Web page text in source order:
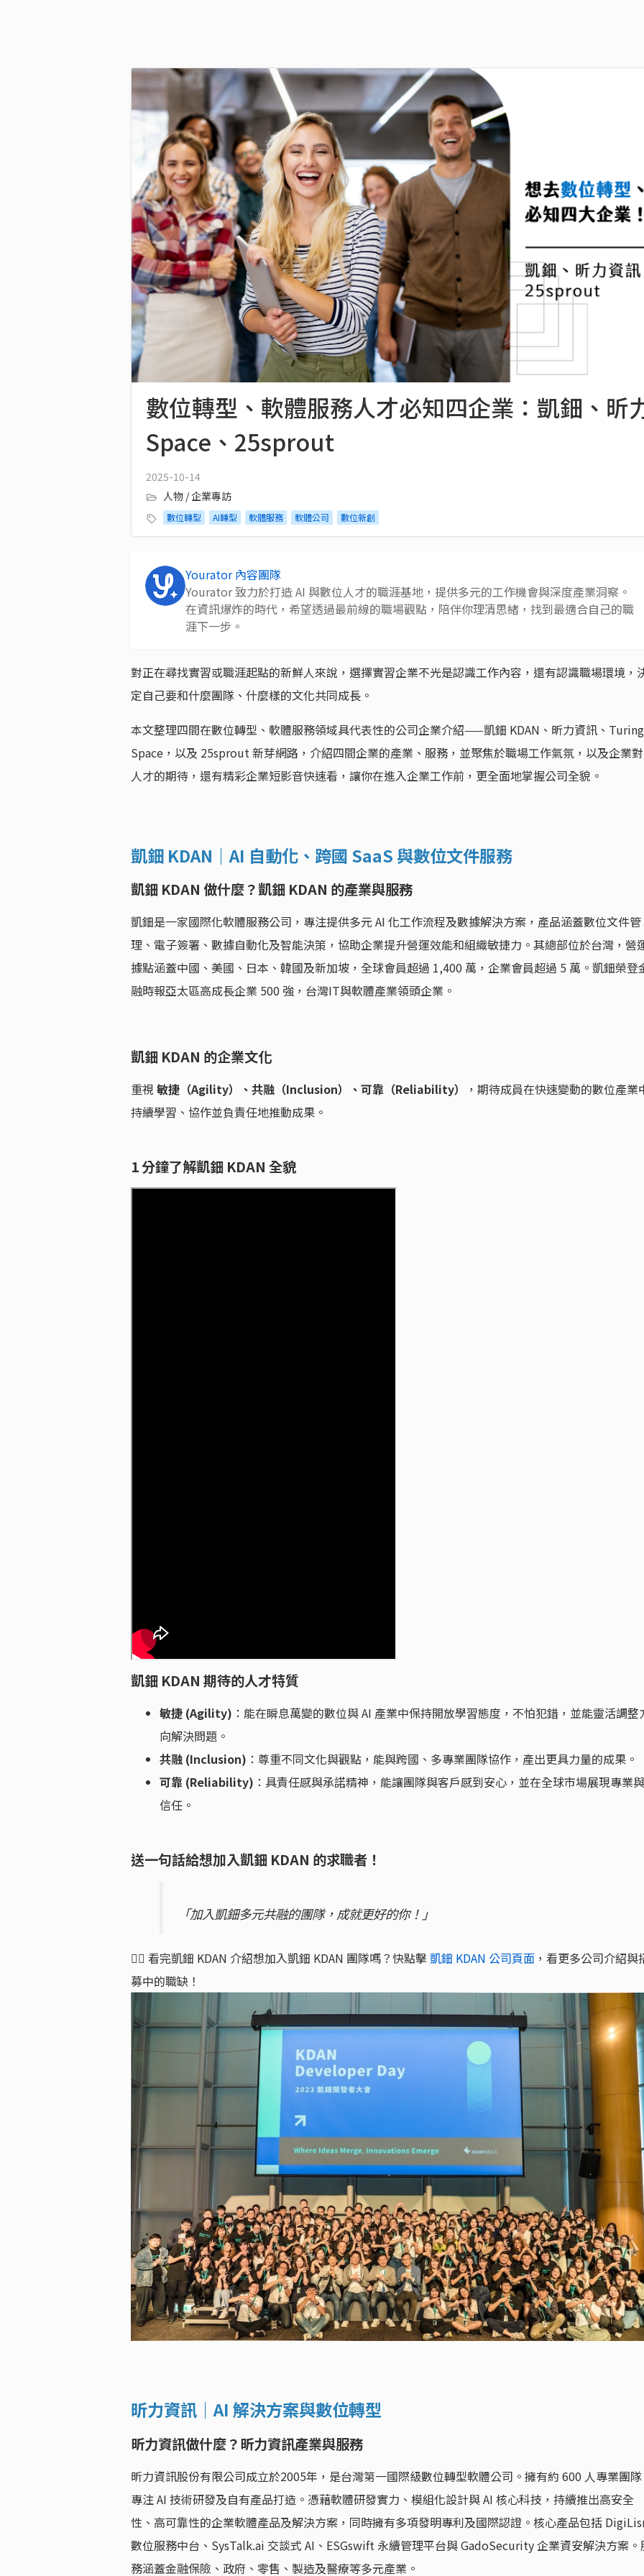
數位轉型、軟體服務人才必知四企業：凱鈿、昕
Space、25sprout
2025-10-14
人物 / 企業專訪
數位轉型 AI轉型 軟體服務 軟體公司 數位新創
Yourator 內容團隊
Yourator 致力於打造 AI 與數位人才的職涯基地，提供多元的工作機會與深度產業洞察。
在資訊爆炸的時代，希望透過最前線的職場觀點，陪伴你理清思緒，找到最適合自己的職
涯下一步。
對正在尋找實習或職涯起點的新鮮人來說，選擇實習企業不光是認識工作內容，還有認識職場環境，
定自己要和什麼團隊、什麼樣的文化共同成長。
本文整理四間在數位轉型、軟體服務領域具代表性的公司企業介紹——凱鈿 KDAN、昕力資訊、Turing
Space，以及 25sprout 新芽網路，介紹四間企業的產業、服務，並聚焦於職場工作氣氛，以及企業對
人才的期待，還有精彩企業短影音快速看，讓你在進入企業工作前，更全面地掌握公司全貌。
凱鈿 KDAN｜AI 自動化、跨國 SaaS 與數位文件服務
凱鈿 KDAN 做什麼？凱鈿 KDAN 的產業與服務
凱鈿是一家國際化軟體服務公司，專注提供多元 AI 化工作流程及數據解決方案，產品涵蓋數位文件管
理、電子簽署、數據自動化及智能決策，協助企業提升營運效能和組織敏捷力。其總部位於台灣，營
據點涵蓋中國、美國、日本、韓國及新加坡，全球會員超過 1,400 萬，企業會員超過 5 萬。凱鈿榮登
融時報亞太區高成長企業 500 強，台灣IT與軟體產業領頭企業。
凱鈿 KDAN 的企業文化
重視 敏捷（Agility）、共融（Inclusion）、可靠（Reliability）
，期待成員在快速變動的數位產業
持續學習、協作並負責任地推動成果。
1 分鐘了解凱鈿 KDAN 全貌
凱鈿 KDAN 期待的人才特質
敏捷 (Agility) ：能在瞬息萬變的數位與 AI 產業中保持開放學習態度，不怕犯錯，並能靈活調整
向解決問題。
共融 (Inclusion) ：尊重不同文化與觀點，能與跨國、多專業團隊協作，產出更具力量的成果。
可靠 (Reliability) ：具責任感與承諾精神，能讓團隊與客戶感到安心，並在全球市場展現專業與
信任。
送一句話給想加入凱鈿 KDAN 的求職者！
「加入凱鈿多元共融的團隊，成就更好的你！」
👉🏻 看完凱鈿 KDAN 介紹想加入凱鈿 KDAN 團隊嗎？快點擊凱鈿 KDAN 公司頁面 ，看更多公司介紹與
募中的職缺！
昕力資訊｜AI 解決方案與數位轉型
昕力資訊做什麼？昕力資訊產業與服務
昕力資訊股份有限公司成立於2005年，是台灣第一國際級數位轉型軟體公司。擁有約 600 人專業團
專注 AI 技術研發及自有產品打造。憑藉軟體研發實力、模組化設計與 AI 核心科技，持續推出高安全
性、高可靠性的企業軟體產品及解決方案，同時擁有多項發明專利及國際認證。核心產品包括
數位服務中台、SysTalk.ai 交談式 AI、ESGswift 永續管理平台與 GadoSecurity 企業資安解決方案。
務涵蓋金融保險、政府、零售、製造及醫療等多元產業。